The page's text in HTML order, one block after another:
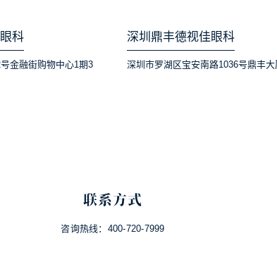
科
金融街购物中心1期3
深圳鼎丰德视佳眼科
深圳市罗湖区宝安南路1036号鼎丰大
联系方式
咨询热线： 400-720-7999